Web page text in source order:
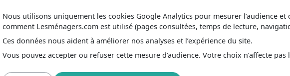
Nous utilisons uniquement les cookies Google Analytics pour mesurer l’audience et
comment Lesménagers.com est utilisé (pages consultées, temps de lecture,
Ces données nous aident à améliorer nos analyses et l’expérience du site.
Vous pouvez accepter ou refuser cette mesure d’audience. Votre choix n’affecte pas